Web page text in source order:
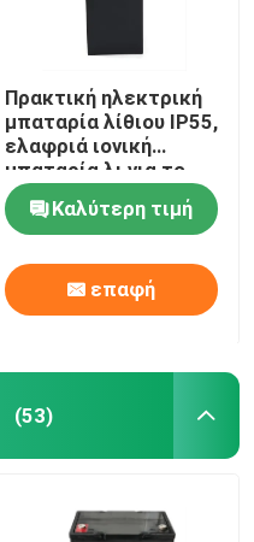
Πρακτική ηλεκτρική
μπαταρία λίθιου IP55,
ελαφριά ιονική
μπαταρία λι για το
αυτοκίνητο
Καλύτερη τιμή
επαφή
(53)